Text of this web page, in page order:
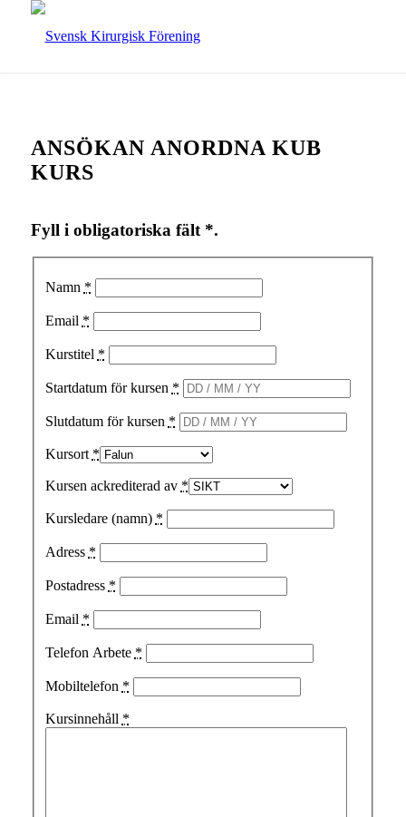
ANSÖKAN ANORDNA KUB
KURS
Fyll i obligatoriska fält *.
Namn *
Email *
Kurstitel *
Startdatum för kursen *
Slutdatum för kursen *
Kursort *
Kursen ackrediterad av *
Kursledare (namn) *
Adress *
Postadress *
Email *
Telefon Arbete *
Mobiltelefon *
Kursinnehåll *